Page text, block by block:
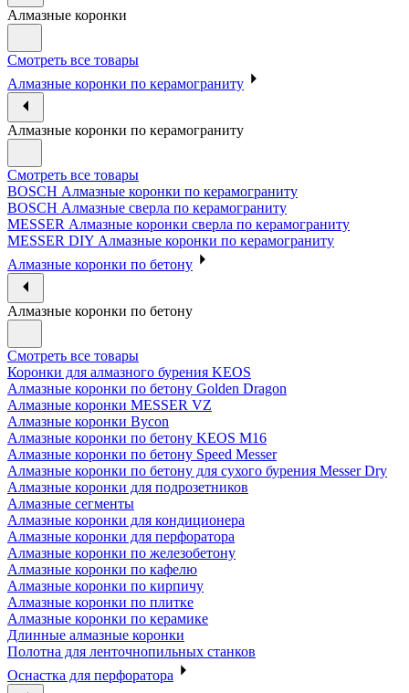
Алмазные коронки
Смотреть все товары
Алмазные коронки по керамограниту
Алмазные коронки по керамограниту
Смотреть все товары
BOSCH Алмазные коронки по керамограниту
BOSCH Алмазные сверла по керамограниту
MESSER Алмазные коронки сверла по керамограниту
MESSER DIY Алмазные коронки по керамограниту
Алмазные коронки по бетону
Алмазные коронки по бетону
Смотреть все товары
Коронки для алмазного бурения KEOS
Алмазные коронки по бетону Golden Dragon
Алмазные коронки MESSER VZ
Алмазные коронки Bycon
Алмазные коронки по бетону KEOS M16
Алмазные коронки по бетону Speed Messer
Алмазные коронки по бетону для сухого бурения Messer Dry
Алмазные коронки для подрозетников
Алмазные сегменты
Алмазные коронки для кондиционера
Алмазные коронки для перфоратора
Алмазные коронки по железобетону
Алмазные коронки по кафелю
Алмазные коронки по кирпичу
Алмазные коронки по плитке
Алмазные коронки по керамике
Длинные алмазные коронки
Полотна для ленточнопильных станков
Оснастка для перфоратора